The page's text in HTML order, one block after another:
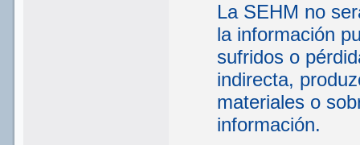
La SEHM no
la información
sufridos o
indirecta,
materiales o
información.